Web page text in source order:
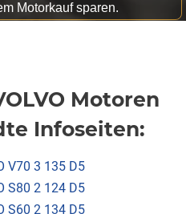
Motorkauf sparen.
Motoren
Infoseiten:
V70 3 135 D5
S80 2 124 D5
S60 2 134 D5